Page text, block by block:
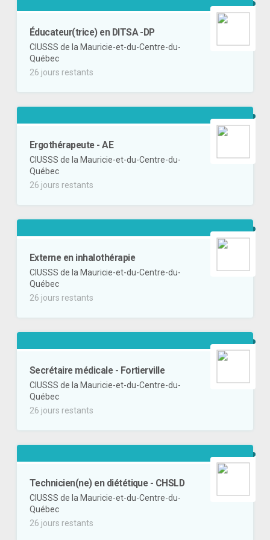
Éducateur(trice) en DITSA -DP
CIUSSS de la Mauricie-et-du-Centre-du-
Québec
26 jours restants
Ergothérapeute - AE
CIUSSS de la Mauricie-et-du-Centre-du-
Québec
26 jours restants
Externe en inhalothérapie
CIUSSS de la Mauricie-et-du-Centre-du-
Québec
26 jours restants
Secrétaire médicale - Fortierville
CIUSSS de la Mauricie-et-du-Centre-du-
Québec
26 jours restants
Technicien(ne) en diététique - CHSLD
CIUSSS de la Mauricie-et-du-Centre-du-
Québec
26 jours restants